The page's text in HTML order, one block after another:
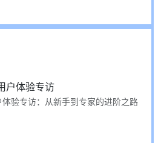
户体验专访
验专访：从新手到专家的进阶之路